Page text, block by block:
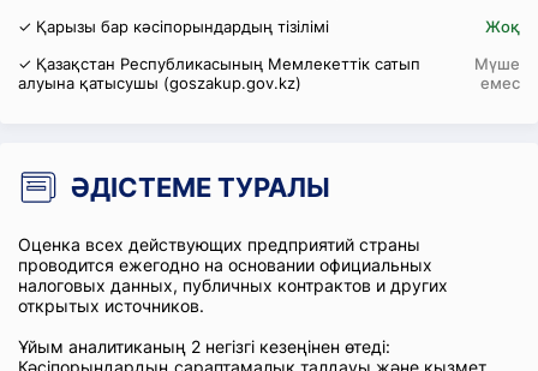
✓ Қарызы бар кәсіпорындардың тізілімі
Жоқ
✓ Қазақстан Республикасының Мемлекеттік сатып
алуына қатысушы (goszakup.gov.kz)
Мүше
емес
ӘДІСТЕМЕ ТУРАЛЫ
Оценка всех действующих предприятий страны
проводится ежегодно на основании официальных
налоговых данных, публичных контрактов и других
открытых источников.
Ұйым аналитиканың 2 негізгі кезеңінен өтеді:
Кәсіпорындардың сараптамалық талдауы және қызмет